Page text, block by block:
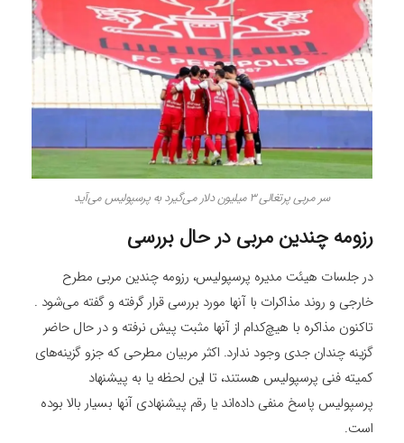
سر مربی پرتغالی ۳ میلیون دلار می‌گیرد به پرسپولیس می‌آید
رزومه چندین مربی در حال بررسی
در جلسات هیئت مدیره پرسپولیس، رزومه چندین مربی مطرح
خارجی و روند مذاکرات با آنها مورد بررسی قرار گرفته و گفته می‌شود .
تاکنون مذاکره با هیچ‌کدام از آنها مثبت پیش نرفته و در حال حاضر
گزینه چندان جدی وجود ندارد. اکثر مربیان مطرحی که جزو گزینه‌های
کمیته فنی پرسپولیس هستند، تا این لحظه یا به پیشنهاد
پرسپولیس پاسخ منفی داده‌اند یا رقم پیشنهادی آنها بسیار بالا بوده
است.